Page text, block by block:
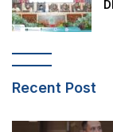
Recent Post